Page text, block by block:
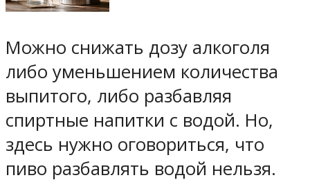
Можно снижать дозу алкоголя
либо уменьшением количества
выпитого, либо разбавляя
спиртные напитки с водой. Но,
здесь нужно оговориться, что
пиво разбавлять водой нельзя.